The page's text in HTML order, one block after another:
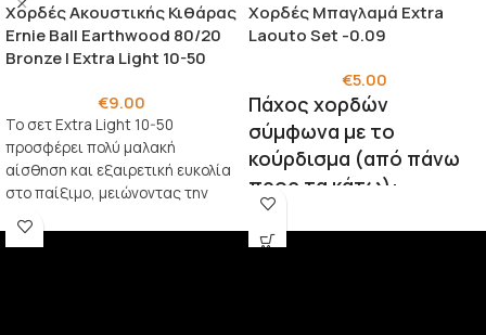
Χορδές Ακουστικής Κιθάρας
Ernie Ball Earthwood 80/20
Bronze | Extra Light 10-50
€9.00
Το σετ Extra Light 10-50
προσφέρει πολύ μαλακή
αίσθηση και εξαιρετική ευκολία
στο παίξιμο, μειώνοντας την
ένταση στα δάχτυλα και
διευκολύνοντας τα bends και τις
Χορδές Μπαγλαμά Extra
Laouto Set -0.09
€5.00
Πάχος χορδών
σύμφωνα με το
κούρδισμα (από πάνω
προς τα κάτω):
Ρε:
Λα: 0,12 – 0,12